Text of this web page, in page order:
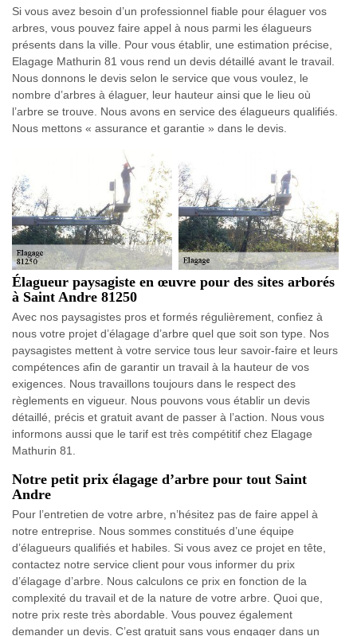
Si vous avez besoin d’un professionnel fiable pour élaguer vos
arbres, vous pouvez faire appel à nous parmi les élagueurs
présents dans la ville. Pour vous établir, une estimation précise,
Elagage Mathurin 81 vous rend un devis détaillé avant le travail.
Nous donnons le devis selon le service que vous voulez, le
nombre d’arbres à élaguer, leur hauteur ainsi que le lieu où
l’arbre se trouve. Nous avons en service des élagueurs qualifiés.
Nous mettons « assurance et garantie » dans le devis.
Élagueur paysagiste en œuvre pour des sites arborés
à Saint Andre 81250
Avec nos paysagistes pros et formés régulièrement, confiez à
nous votre projet d’élagage d’arbre quel que soit son type. Nos
paysagistes mettent à votre service tous leur savoir-faire et leurs
compétences afin de garantir un travail à la hauteur de vos
exigences. Nous travaillons toujours dans le respect des
règlements en vigueur. Nous pouvons vous établir un devis
détaillé, précis et gratuit avant de passer à l’action. Nous vous
informons aussi que le tarif est très compétitif chez Elagage
Mathurin 81.
Notre petit prix élagage d’arbre pour tout Saint
Andre
Pour l’entretien de votre arbre, n’hésitez pas de faire appel à
notre entreprise. Nous sommes constitués d’une équipe
d’élagueurs qualifiés et habiles. Si vous avez ce projet en tête,
contactez notre service client pour vous informer du prix
d’élagage d’arbre. Nous calculons ce prix en fonction de la
complexité du travail et de la nature de votre arbre. Quoi que,
notre prix reste très abordable. Vous pouvez également
demander un devis. C’est gratuit sans vous engager dans un